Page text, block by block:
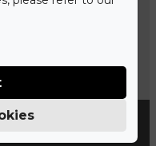
rendszere biztosítja.